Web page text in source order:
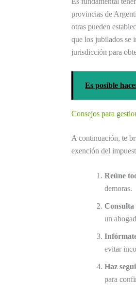
provincias de
otras pueden
que los jubilados se
jurisdicción para
Es posible
Consejos para
A continuación, te
exención del
Reúne
demoras.
Consulta
un
evitar
Haz
para